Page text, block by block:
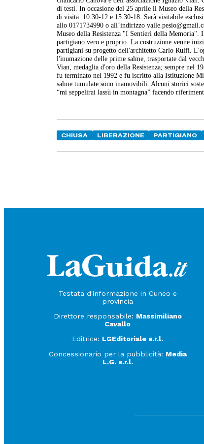
di testi. In occasione del 25 aprile il Museo della
di visita: 10:30-12 e 15:30-18. Sarà visitabile
allo 0171734990 o all’indirizzo
Museo della Resistenza "I Sentieri della
partigiano vero e proprio. La costruzione venne
partigiani su progetto dell'architetto Carlo Rulfi.
l'inumazione delle prime salme, trasportate dal
Vian, medaglia d'oro della Resistenza; sempre nel
fu terminato nel 1992 e fu iscritto alla Istituzione
salme tumulate sono inamovibili. Alcuni storici
“mi seppelirai lassù in montagna” facendo
CHIUSA LIBERAZIONE PARTIGIANO
Testata d'informazione in Cuneo e
provincia
Direttore responsabile: Massimiliano
Cavallo
Editrice: LGEditoriale s.r.l.
Concessionario per la pubblicità: Media
L.G. s.r.l.